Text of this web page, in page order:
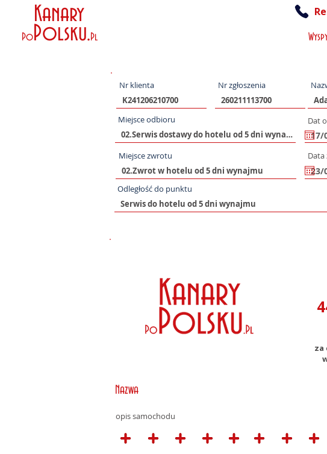
Kanary
PoPolsku.Pl
Nr klienta Nr zgłoszenia
Miejsce odbioru Dat
Miejsce zwrotu
Odległość do punktu
za
Nazwa
opis samochodu